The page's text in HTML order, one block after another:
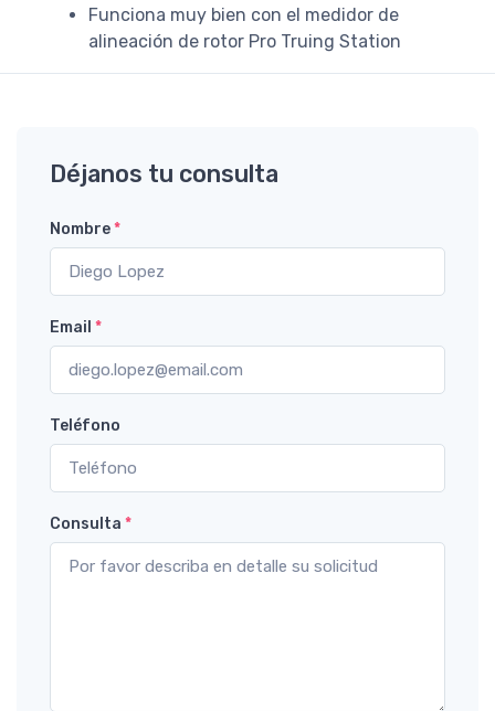
Funciona muy bien con el medidor de
alineación de rotor Pro Truing Station
Déjanos tu consulta
Nombre*
Email *
Teléfono
Consulta *